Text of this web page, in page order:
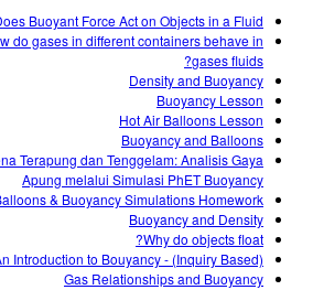
الرياضيات
الكيمياء
علم الأرض
علم الأحياء
تقنيات المحاكاة المترجمة
Customizable Sims
Customizable Sims
Start a Free Trial
Purchase a License
تصفح
Contribute an Activity
Activity Contribution Guidelines
Virtual Workshops
Professional Learning with PhET
Teaching with PhET
البحث
INITIATIVES
Inclusive Design
PhET Global
Data Fluency
DEIB in STEM Ed
SceneryStack OSE
تسجيل الدخول/ التسجيل
تسجيل الدخول/ التسجيل
Buoyant Force Act on Objects in a Fluid?
do gases in different containers behave in
gases fluids?
Density and Buoyancy
Buoyancy Lesson
Hot Air Balloons Lesson
Buoyancy and Balloons
Terapung dan Tenggelam: Analisis Gaya
Apung melalui Simulasi PhET Buoyancy
& Buoyancy Simulations Homework
Buoyancy and Density
Why do objects float?
Introduction to Bouyancy - (Inquiry Based)
Gas Relationships and Buoyancy